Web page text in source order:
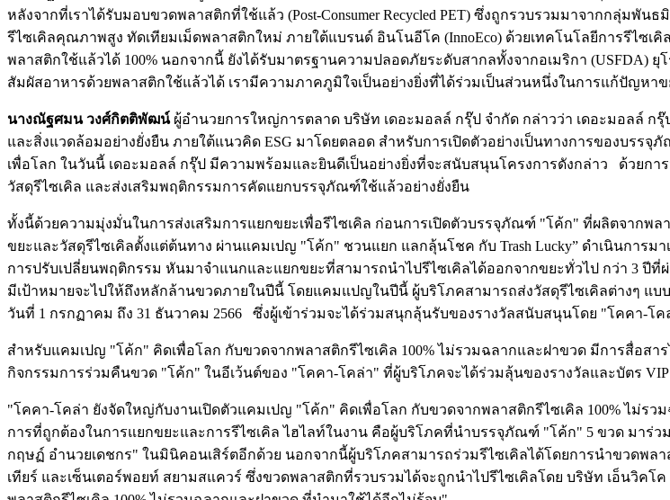
หลังจากที่เราได้รับมอบขวดพลาสติกที่ใช้แล้ว (Post-Consumer Recycled PET) ซึ่งถูกรวบรวมมาจากกลุ่มพั
รีไซเคิลคุณภาพสูง ทัดเทียมเม็ดพลาสติกใหม่ ภายใต้แบรนด์ อินโนอีโค (InnoEco) ด้วยเทคโนโลยีการรีไ
พลาสติกใช้แล้วได้ 100% นอกจากนี้ ยังได้รับมาตรฐานความปลอดภัยระดับสากลทั้งจากอเมริกา (USFDA)
สัมผัสอาหารด้วยพลาสติกใช้แล้วได้ เรามีความภาคภูมิใจเป็นอย่างยิ่งที่ได้ร่วมเป็นส่วนหนึ่งในการแก้ปัญหา
นางณัฐศมน วงศ์กิตติพัฒน์ผู้อำนวยการใหญ่การตลาด บริษัท เดอะมอลล์ กรุ๊ป จำกัด กล่าวว่า เดอะมอลล์ ก
และสิ่งแวดล้อมอย่างยั่งยืน ภายใต้แนวคิด ESG มาโดยตลอด สำหรับการเปิดตัวอย่างเป็นทางการของบรร
เพื่อโลก ในวันนี้ เดอะมอลล์ กรุ๊ป มีความพร้อมและยินดีเป็นอย่างยิ่งที่จะสนับสนุนโครงการดังกล่าว ด้วยก
วัสดุรีไซเคิล และส่งเสริมพฤติกรรมการคัดแยกบรรจุภัณฑ์ใช้แล้วอย่างยั่งยืน
ทั้งนี้ด้วยความมุ่งมั่นในการส่งเสริมการแยกขยะเพื่อรีไซเคิล ก่อนการเปิดตัวบรรจุภัณฑ์ "โค้ก" ที่ผลิตจากพ
ขยะและวัสดุรีไซเคิลตั้งแต่ต้นทาง ผ่านแคมเปญ "โค้ก" ชวนแยก แลกลุ้นโชค กับ Trash Lucky” ดำเนินการ
การปรับเปลี่ยนพฤติกรรม หันมาจำแนกและแยกขยะที่สามารถนำไปรีไซเคิลได้ออกจากขยะทั่วไป กว่า 3 ปี
มีเป้าหมายจะไปให้ถึงหลักล้านขวดภายในปีนี้ โดยแคมแปญในปีนี้ ผู้บริโภคสามารถส่งวัสดุรีไซเคิลต่างๆ แบ
วันที่ 1 กรกฏาคม ถึง 31 ธันวาคม 2566 ซึ่งผู้เข้าร่วมจะได้ร่วมสนุกลุ้นรับของรางวัลสนับสนุนโดย "โคคา-โ
สำหรับแคมเปญ "โค้ก" คิดเพื่อโลก กับขวดจากพลาสติกรีไซเคิล 100% ไม่รวมฉลากและฝาขวด มีการสื่อส
กิจกรรมการร่วมคืนขวด "โค้ก" ในอีเว้นต์ของ "โคคา-โคล่า" ที่ผู้บริโภคจะได้ร่วมลุ้นของรางวัลและบัตร
"โคคา-โคล่า ยังจัดใหญ่กับงานเปิดตัวแคมเปญ "โค้ก" คิดเพื่อโลก กับขวดจากพลาสติกรีไซเคิล 100% ไม่ร
การที่ถูกต้องในการแยกขยะและการรีไซเคิล ไฮไลท์ในงาน คือผู้บริโภคที่นำบรรจุภัณฑ์ "โค้ก" 5 ขวด มาร่
กฤษฏ์ อำนวยเดชกร" ในมินิคอนเสิร์ตอีกด้วย นอกจากนี้ผู้บริโภคสามารถร่วมรีไซเคิลได้โดยการนำขวดพ
เทียร์ และเซ็นเตอร์พอยท์ สยามสแควร์ ซึ่งขวดพลาสติกที่รวบรวมได้จะถูกนำไปรีไซเคิลโดย บริษัท เอ็นวิ